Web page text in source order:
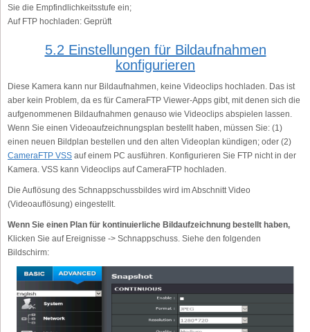
Sie die Empfindlichkeitsstufe ein;
Auf FTP hochladen: Geprüft
5.2 Einstellungen für Bildaufnahmen
konfigurieren
Diese Kamera kann nur Bildaufnahmen, keine Videoclips hochladen. Das ist
aber kein Problem, da es für CameraFTP Viewer-Apps gibt, mit denen sich die
aufgenommenen Bildaufnahmen genauso wie Videoclips abspielen lassen.
Wenn Sie einen Videoaufzeichnungsplan bestellt haben, müssen Sie: (1)
einen neuen Bildplan bestellen und den alten Videoplan kündigen; oder (2)
CameraFTP VSS auf einem PC ausführen. Konfigurieren Sie FTP nicht in der
Kamera. VSS kann Videoclips auf CameraFTP hochladen.
Die Auflösung des Schnappschussbildes wird im Abschnitt Video
(Videoauflösung) eingestellt.
Wenn Sie einen Plan für kontinuierliche Bildaufzeichnung bestellt haben,
Klicken Sie auf Ereignisse -> Schnappschuss. Siehe den folgenden
Bildschirm: